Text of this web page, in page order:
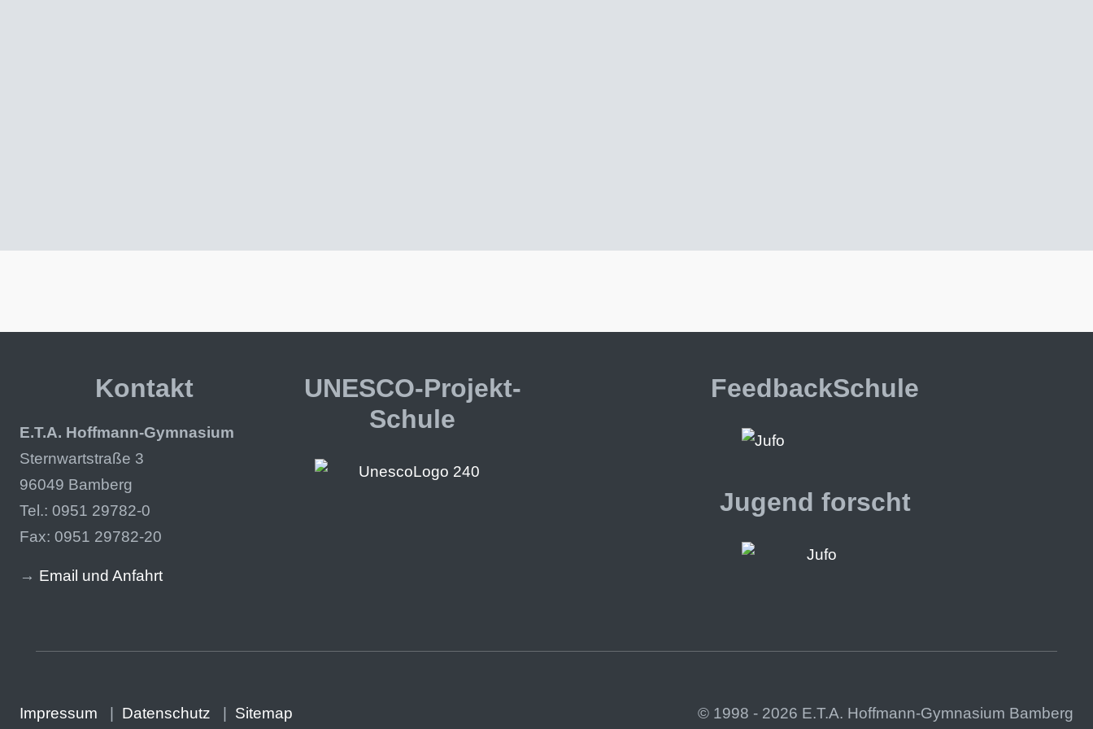
Kontakt
E.T.A. Hoffmann-Gymnasium
Sternwartstraße 3
96049 Bamberg
Tel.: 0951 29782-0
Fax: 0951 29782-20
→ Email und Anfahrt
UNESCO-Projekt-
Schule
FeedbackSchule
Jugend forscht
Impressum Datenschutz Sitemap © 1998 - 2026 E.T.A. Hoffmann-Gymnasium Bamberg